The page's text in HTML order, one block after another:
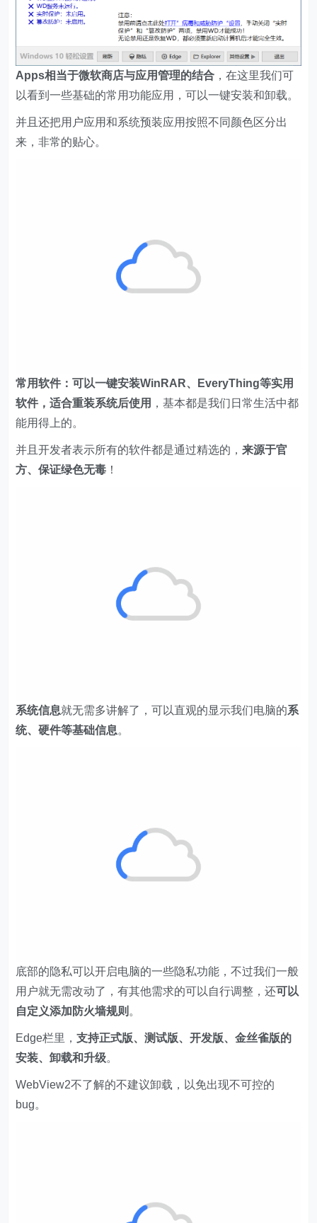
Apps相当于微软商店与应用管理的结合 ，在这里我们可
以看到一些基础的常用功能应用，可以一键安装和卸载。
并且还把用户应用和系统预装应用按照不同颜色区分出
来，非常的贴心。
常用软件：可以一键安装WinRAR、EveryThing等实用
软件，适合重装系统后使用 ，基本都是我们日常生活中都
能用得上的。
并且开发者表示所有的软件都是通过精选的，来源于官
方、保证绿色无毒 ！
系统信息就无需多讲解了，可以直观的显示我们电脑的系
统、硬件等基础信息。
底部的隐私可以开启电脑的一些隐私功能，不过我们一般
用户就无需改动了，有其他需求的可以自行调整，还可以
自定义添加防火墙规则 。
Edge栏里，支持正式版、测试版、开发版、金丝雀版的
安装、卸载和升级。
WebView2不了解的不建议卸载，以免出现不可控的
bug。